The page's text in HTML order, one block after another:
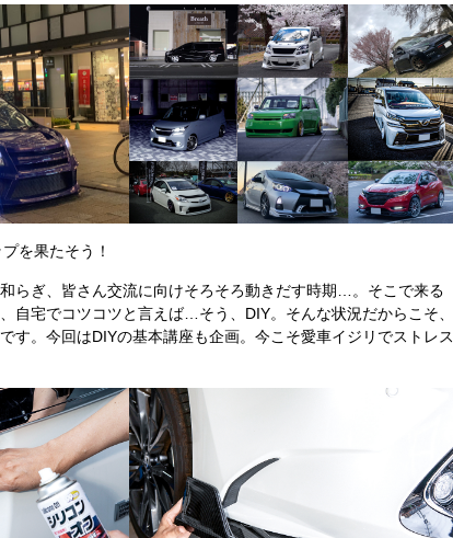
を果たそう！
らぎ、皆さん交流に向けそろそろ動きだす時期…。そこで来る
自宅でコツコツと言えば…そう、DIY。そんな状況だからこそ、
す。今回はDIYの基本講座も企画。今こそ愛車イジリでストレス